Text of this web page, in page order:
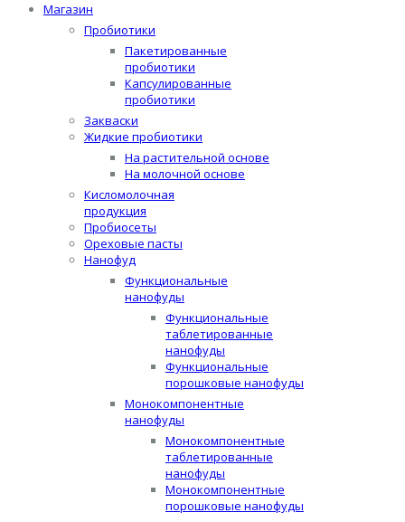
Магазин
Пробиотики
Пакетированные
пробиотики
Капсулированные
пробиотики
Закваски
Жидкие пробиотики
На растительной основе
На молочной основе
Кисломолочная
продукция
Пробиосеты
Ореховые пасты
Нанофуд
Функциональные
нанофуды
Функциональные
таблетированные
нанофуды
Функциональные
порошковые нанофуды
Монокомпонентные
нанофуды
Монокомпонентные
таблетированные
нанофуды
Монокомпонентные
порошковые нанофуды